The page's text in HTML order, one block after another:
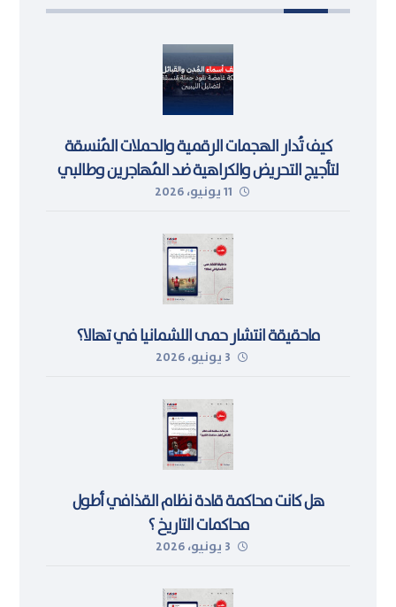
كيف تُدار الهجمات الرقمية والحملات المُنسقة
لتأجيج التحريض والكراهية ضد المُهاجرين وطالبي
اللجوء في ليبيا
11 يونيو، 2026
ماحقيقة انتشار حمى اللشمانيا في تهالا؟
3 يونيو، 2026
هل كانت محاكمة قادة نظام القذافي أطول
محاكمات التاريخ ؟
3 يونيو، 2026